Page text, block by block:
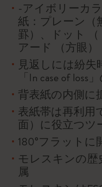
-アイボリーカ
紙：プレーン（
罫）、ドット
アード （方眼）
見返しには紛失
「In case of loss
背表紙の内側に
表紙帯は再利用
面）に役立つツ
180°フラットに
モレスキンの
属